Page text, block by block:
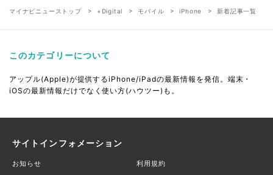
マイナビニューストップ +Digital モバイル iPhone 新着記事一覧
このカテゴリーについて
アップル(Apple)が提供するiPhone/iPadの最新情報を発信。端末・
iOSの最新情報だけでなく使い方(ハウツー)も。
サイトインフォメーション
お知らせ 利用規約